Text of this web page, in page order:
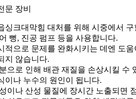
문 장비
싱크대막힘 대처를 위해 시중에서 구
뻥, 진공 펌프 등을 사용합니다.
적으로 문제를 완화시키는 데엔 도움
지 않습니다.
으로 인해 배관 재질을 손상시킬 수
이나 누수의 원인이 됩니다.
이나 산성 물질에 장시간 노출되면